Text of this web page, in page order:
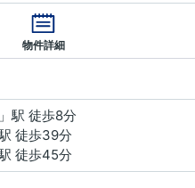
物件詳細
」駅 徒歩8分
徒歩39分
徒歩45分